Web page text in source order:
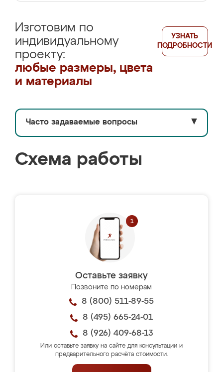
Изготовим по
индивидуальному
проекту:
любые размеры, цвета
и материалы
УЗНАТЬ
ПОДРОБНОСТИ
Часто задаваемые вопросы ▼
Схема работы
Оставьте заявку
Позвоните по номерам
8 (800) 511-89-55
8 (495) 665-24-01
8 (926) 409-68-13
Или оставьте заявку на сайте для консультации и
предварительного расчёта стоимости.